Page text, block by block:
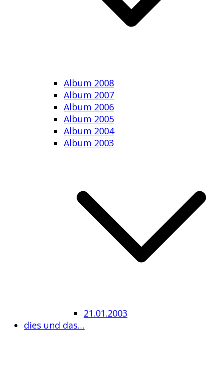
Album 2008
Album 2007
Album 2006
Album 2005
Album 2004
Album 2003
21.01.2003
dies und das…